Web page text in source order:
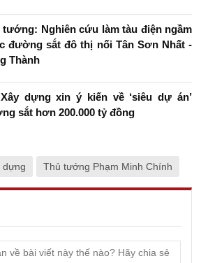
tướng: Nghiên cứu làm tàu điện ngầm
đường sắt đô thị nối Tân Sơn Nhất -
Thành
dựng xin ý kiến về ‘siêu dự án’
sắt hơn 200.000 tỷ đồng
dựng Thủ tướng Phạm Minh Chính